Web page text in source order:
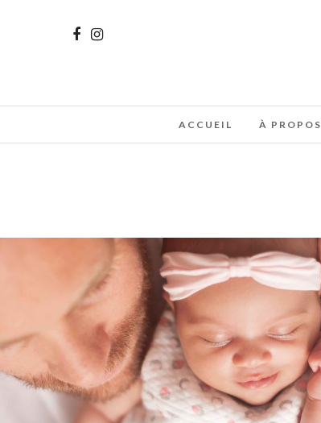
ACCUEIL À PROPOS